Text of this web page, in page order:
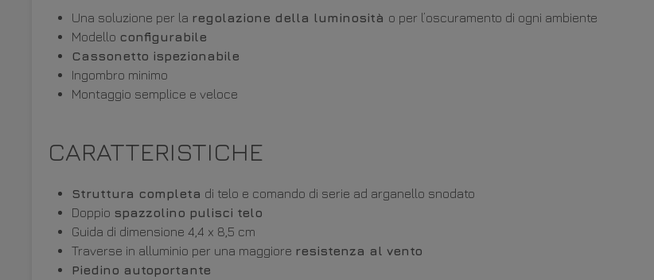
Una soluzione per la regolazione della luminosità o per l’oscuramento di ogni ambiente
Modello configurabile
Cassonetto ispezionabile
Ingombro minimo
Montaggio semplice e veloce
CARATTERISTICHE
Struttura completa di telo e comando di serie ad arganello snodato
Doppio spazzolino pulisci telo
Guida di dimensione 4,4 x 8,5 cm
Traverse in alluminio per una maggiore resistenza al vento
Piedino autoportante